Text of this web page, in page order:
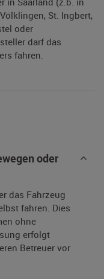
St. Ingbert,
oder
darf das
fahren.
oder
das Fahrzeug
fahren. Dies
ohne
erfolgt
Betreuer vor